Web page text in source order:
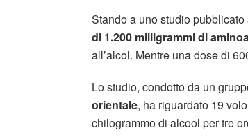
Stando a uno studio
di 1.200 milligrammi di
all’alcol. Mentre una dose di
Lo studio, condotto da un
orientale, ha riguardato 19
chilogrammo di alcool per tre